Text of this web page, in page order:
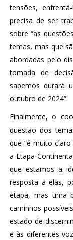
tensões,
precisa de ser
sobre “as
temas, mas que
abordadas pelo
tomada de
sabemos durará
outubro de 2024”.
Finalmente, o
questão dos
que “é muito
a Etapa
que estamos a
resposta a elas,
etapa, mas uma
caminhos
estado de
e às diferentes